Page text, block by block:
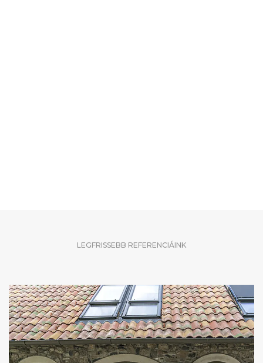
LEGFRISSEBB REFERENCIÁINK